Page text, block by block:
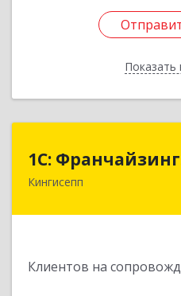
Показать
1С:
Кингисепп
Клиентов на
1С: